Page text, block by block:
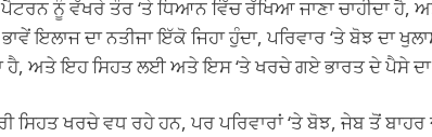
ਨੂੰ ਵੱਖਰੇ ਤੌਰ ‘ਤੇ ਧਿਆਨ ਵਿੱਚ ਰੱਖਿਆ ਜਾਣਾ ਚਾਹੀਦਾ ਹੈ,
ਇਲਾਜ ਦਾ ਨਤੀਜਾ ਇੱਕੋ ਜਿਹਾ ਹੁੰਦਾ, ਪਰਿਵਾਰ ‘ਤੇ ਬੋਝ ਦਾ
ਹੈ, ਅਤੇ ਇਹ ਸਿਹਤ ਲਈ ਅਤੇ ਇਸ ‘ਤੇ ਖਰਚੇ ਗਏ ਭਾਰਤ ਦੇ ਪੈਸੇ ਦਾ
ਸਿਹਤ ਖਰਚੇ ਵਧ ਰਹੇ ਹਨ, ਪਰ ਪਰਿਵਾਰਾਂ ‘ਤੇ ਬੋਝ, ਜੇਬ ਤੋਂ ਬਾਹਰ